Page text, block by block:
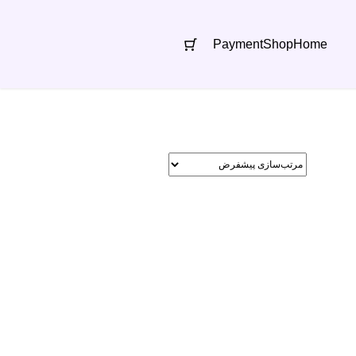
Home
Shop
Payment